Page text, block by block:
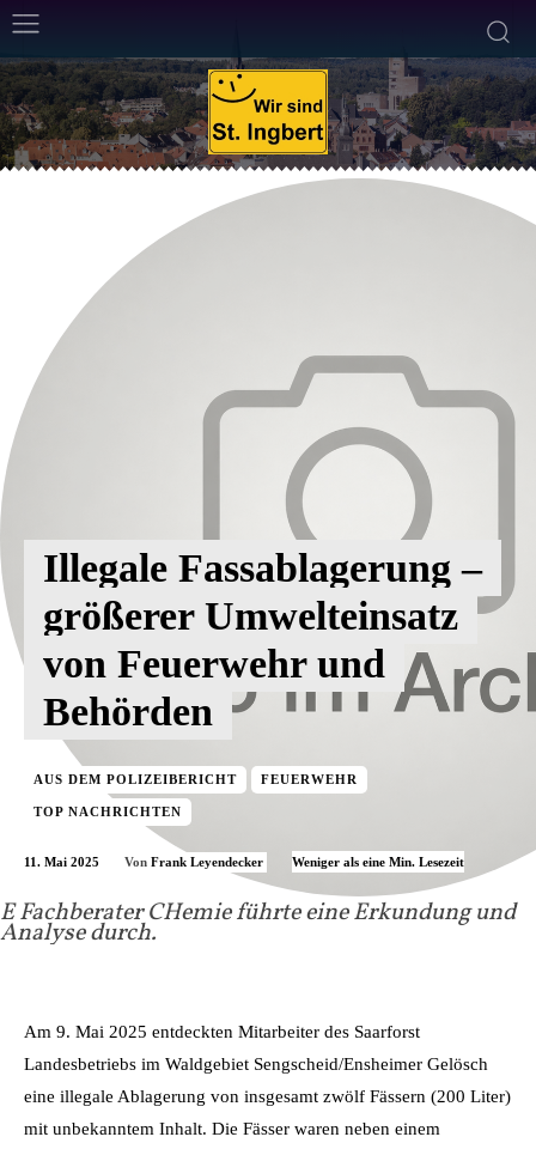
E Fachberater CHemie führte eine Erkundung und
Analyse durch.
Illegale Fassablagerung –
größerer Umwelteinsatz
von Feuerwehr und
Behörden
AUS DEM POLIZEIBERICHT FEUERWEHR
TOP NACHRICHTEN
11. Mai 2025 Von Frank Leyendecker Weniger als eine Min. Lesezeit
Am 9. Mai 2025 entdeckten Mitarbeiter des Saarforst
Landesbetriebs im Waldgebiet Sengscheid/Ensheimer Gelösch
eine illegale Ablagerung von insgesamt zwölf Fässern (200 Liter)
mit unbekanntem Inhalt. Die Fässer waren neben einem